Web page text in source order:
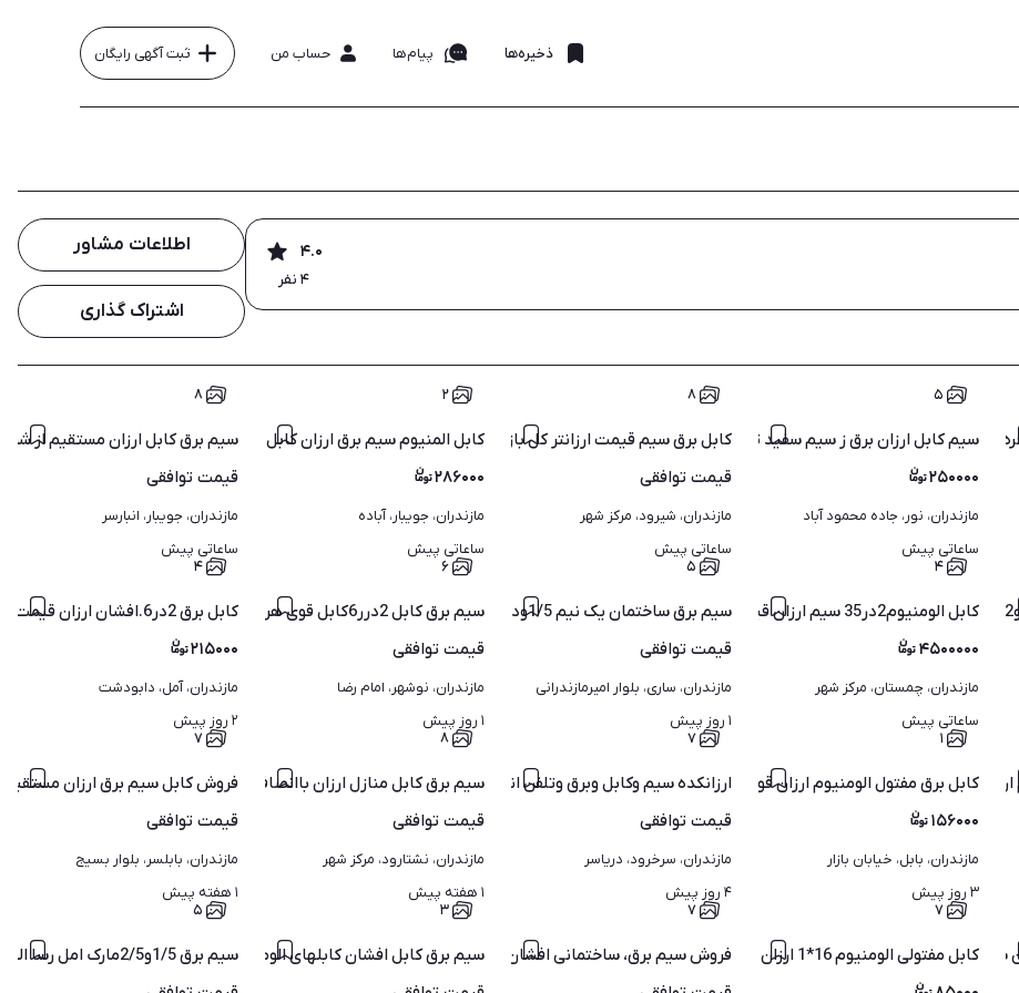
ذخیره‌ها پیام‌ها حساب من ثبت آگهی رایگان
۴.۰
۴ نفر
اطلاعات مشاور
اشتراک گذاری
۵
سیم کابل ارزان برق ز سیم سفید تا کبلهای الومنیوم و مقتول سیم
۲۵۰۰۰۰
مازندران، نور، جاده محمود آباد
ساعاتی پیش
۸
کابل برق سیم قیمت ارزانتر کل بازار ایران مستقیم از شرکت
قیمت توافقی
مازندران، شیرود، مرکز شهر
ساعاتی پیش
۲
کابل المنیوم سیم برق ارزان کابل 2در25 المنیوم
۲۸۶۰۰۰
مازندران، جویبار، آباده
ساعاتی پیش
۸
سیم برق کابل ارزان مستقیم از
قیمت توافقی
مازندران، جویبار، انبارسر
ساعاتی پیش
۴
کابل الومنیوم2در35 سیم ارزان قیمت 30درصد بازارایران شرکت
۴۵۰۰۰۰۰
مازندران، چمستان، مرکز شهر
ساعاتی پیش
۵
سیم برق ساختمان یک نیم 1/5ودونیم2/5مارک امل رسا الکتریک
قیمت توافقی
مازندران، ساری، بلوار امیرمازندرانی
۱ روز پیش
۶
سیم برق کابل 2درر6کابل قوی هر سایزی مهندس نعمتی
قیمت توافقی
مازندران، نوشهر، امام رضا
۱ روز پیش
۴
کابل برق 2در6.افشان ارزان قیمت شرکت وکف بدون مالیات
۲۱۵۰۰۰
مازندران، آمل، دابودشت
۲ روز پیش
۱
کابل برق مفتول الومنیوم ارزان قوی س تاپمپ3روشن کنه کابل سیم
۱۵۶۰۰۰
مازندران، بابل، خیابان بازار
۳ روز پیش
۷
ارزانکده سیم وکابل وبرق وتلفن انتن ایفن تمام کابل، 30درصد
قیمت توافقی
مازندران، سرخرود، دریاسر
۴ روز پیش
۸
سیم برق کابل منازل ارزان باانصاف مستقیم از شرکت کابل سیم
قیمت توافقی
مازندران، نشتارود، مرکز شهر
۱ هفته پیش
۷
فروش کابل سیم برق ارزان مستقیم از شرکت 30درصد
قیمت توافقی
مازندران، بابلسر، بلوار بسیج
۱ هفته پیش
۷
کابل مفتولی الومنیوم 16*1 ارزان یا2*25یا2*10قیمت شرکت اصل پی
۷
فروش سیم برق، ساختمانی افشان به هر تعداد از شرکت ارزان
۳
سیم برق کابل افشان کابلهای الومنیوم مفتول، وسیم1/5و2/5.
۵
سیم برق 1/5و2/5مارک امل رسا الکتریک کابل افشان کابل الومنیوم